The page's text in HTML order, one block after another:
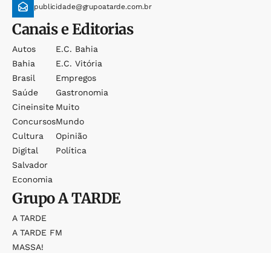
publicidade@grupoatarde.com.br
Canais e Editorias
Autos
Bahia
Brasil
Saúde
Cineinsite
Concursos
Cultura
Digital
Salvador
Economia
E.c. Bahia
E.c. Vitória
Empregos
Gastronomia
Muito
Mundo
Opinião
Política
GrupoA TARDE
A TARDE
A TARDE FM
MASSA!